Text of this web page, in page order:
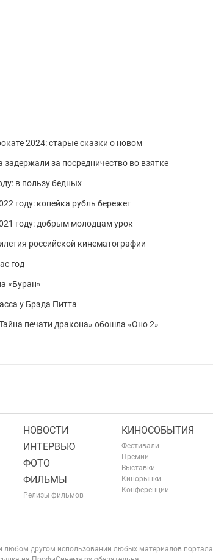
2024: старые сказки о новом
за посредничество во взятке
в пользу бедных
году: копейка рубль бережет
году: добрым молодцам урок
российской кинематографии
год
«Буран»
у Брэда Питта
печати дракона» обошла «Оно 2»
НОВОСТИ
ИНТЕРВЬЮ
ФОТО
ФИЛЬМЫ
Релизы фильмов
КИНОСОБЫТИЯ
Фестивали
Премии
Выставки
Кинорынки
Конференции
любом другом использовании любых материалов портала